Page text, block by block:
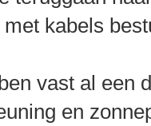
kabels
vast al een
en